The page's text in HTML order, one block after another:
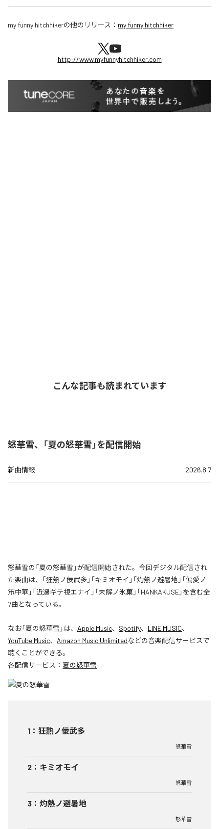
my funny hitchhikerの他のリリース： my funny hitchhiker
http://www.myfunnyhitchhiker.com
こんな記事も読まれています
怒華雪、「夏の怒華雪」を配信開始
新曲情報 2026.8.7
怒華雪の「夏の怒華雪」が配信開始された。今回デジタル配信され
た楽曲は、「狂熱ノ佞武多」「キミオモイ」「灼熱ノ避暑地」「偏愛ノ
笊中華」「近過ギテ視エナイ」「未解ノ氷菓」「HANKAKUSE」を含む全
7曲となっている。
なお「夏の怒華雪 」は、 Apple Music、 Spotify、 LINE MUSIC、
YouTube Music、 Amazon Music Unlimitedなどの音楽配信サービスで
聴くことができる。
各配信サービス： 夏の怒華雪
1 ： 狂熱ノ佞武多
怒華雪
2 ： キミオモイ
怒華雪
3 ： 灼熱ノ避暑地
怒華雪